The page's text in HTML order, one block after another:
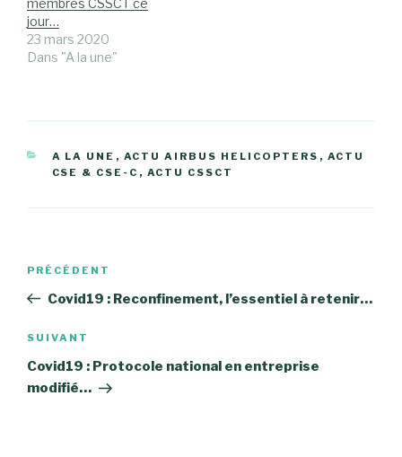
jour…
23 mars 2020
Dans "A la une"
CATÉGORIES
A LA UNE , ACTU AIRBUS HELICOPTERS , ACTU
CSE & CSE-C , ACTU CSSCT
Navigation
l’article
Article
précédent
PRÉCÉDENT
Covid19 : Reconfinement, l’essentiel à retenir…
Article
suivant
SUIVANT
Covid19 : Protocole national en entreprise
modifié…